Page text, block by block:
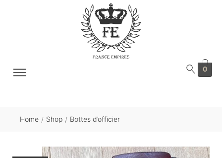
0
Home / Shop / Bottes d’officier